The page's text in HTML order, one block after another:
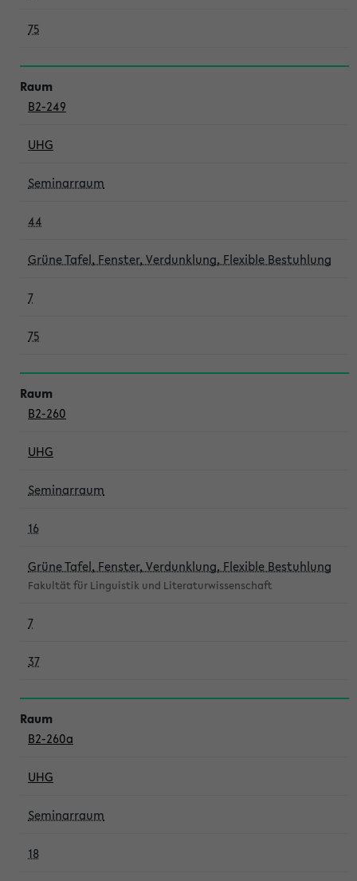
75
B2-249
UHG
Seminarraum
44
Grüne Tafel, Fenster, Verdunklung, Flexible Bestuhlung
7
75
B2-260
UHG
Seminarraum
16
Grüne Tafel, Fenster, Verdunklung, Flexible Bestuhlung
Fakultät für Linguistik und Literaturwissenschaft
7
37
B2-260a
UHG
Seminarraum
18